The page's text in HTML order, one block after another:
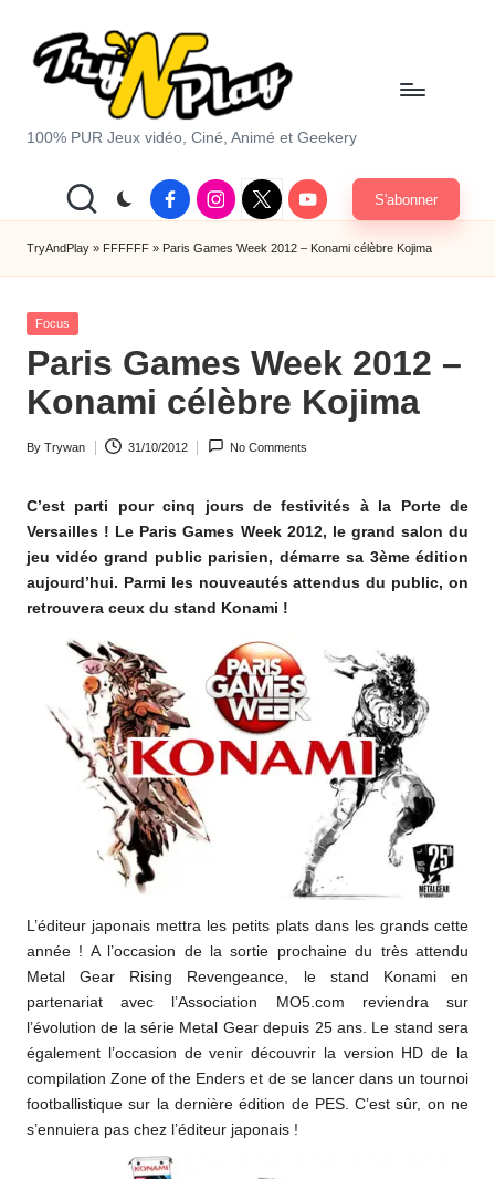
T
y
A
d
P
la
y.
o
m
100% PUR Jeux vidéo, Ciné, Animé et Geekery
FacebookInstagram
X
|
Twitter
Youtube S'abonner
TryAndPlay » FFFFFF » Paris Games Week 2012 – Konami célèbre Kojima
Posted
Focus
Paris Games Week 2012 –
Konami célèbre Kojima
Posted
By Trywan 31/10/2012 No Comments
C’est parti pour cinq jours de festivités à la Porte de
Versailles ! Le Paris Games Week 2012, le grand salon du
jeu vidéo grand public parisien, démarre sa 3ème édition
aujourd’hui. Parmi les nouveautés attendus du public, on
retrouvera ceux du stand Konami !
L’éditeur japonais mettra les petits plats dans les grands cette
année ! A l’occasion de la sortie prochaine du très attendu
Metal Gear Rising Revengeance, le stand Konami en
partenariat avec l’Association MO5.com reviendra sur
l’évolution de la série Metal Gear depuis 25 ans. Le stand sera
également l’occasion de venir découvrir la version HD de la
compilation Zone of the Enders et de se lancer dans un tournoi
footballistique sur la dernière édition de PES. C’est sûr, on ne
s’ennuiera pas chez l’éditeur japonais !